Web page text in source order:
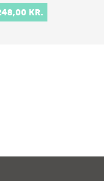
KR.